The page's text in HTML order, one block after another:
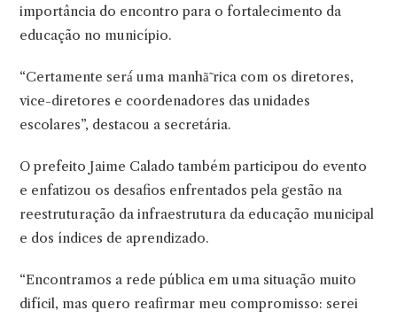
importância do encontro para o fortalecimento da
educação no município.
“Certamente será́ uma manhã̃ rica com os diretores,
vice-diretores e coordenadores das unidades
escolares”, destacou a secretária.
O prefeito Jaime Calado também participou do evento
e enfatizou os desafios enfrentados pela gestão na
reestruturação da infraestrutura da educação municipal
e dos índices de aprendizado.
“Encontramos a rede pública em uma situação muito
difícil, mas quero reafirmar meu compromisso: serei